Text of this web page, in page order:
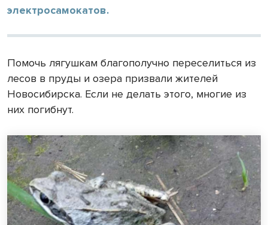
электросамокатов.
Помочь лягушкам благополучно переселиться из
лесов в пруды и озера призвали жителей
Новосибирска. Если не делать этого, многие из
них погибнут.